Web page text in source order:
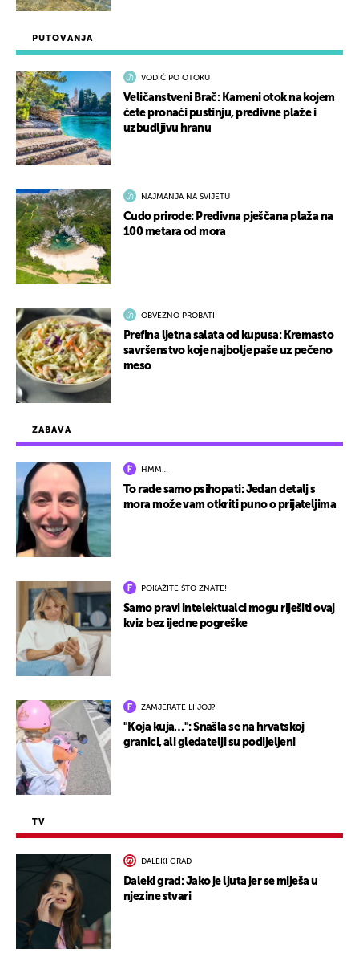
ZABAVA
HMM…
To rade samo psihopati: Jedan detalj s
mora može vam otkriti puno o prijateljima
POKAŽITE ŠTO ZNATE!
Samo pravi intelektualci mogu riješiti ovaj
kviz bez ijedne pogreške
ZAMJERATE LI JOJ?
"Koja kuja…": Snašla se na hrvatskoj
granici, ali gledatelji su podijeljeni
TV
DALEKI GRAD
Daleki grad: Jako je ljuta jer se miješa u
njezine stvari
PUTOVANJA
VODIČ PO OTOKU
Veličanstveni Brač: Kameni otok na kojem
ćete pronaći pustinju, predivne plaže i
uzbudljivu hranu
NAJMANJA NA SVIJETU
Čudo prirode: Predivna pješčana plaža na
100 metara od mora
OBVEZNO PROBATI!
Prefina ljetna salata od kupusa: Kremasto
savršenstvo koje najbolje paše uz pečeno
meso